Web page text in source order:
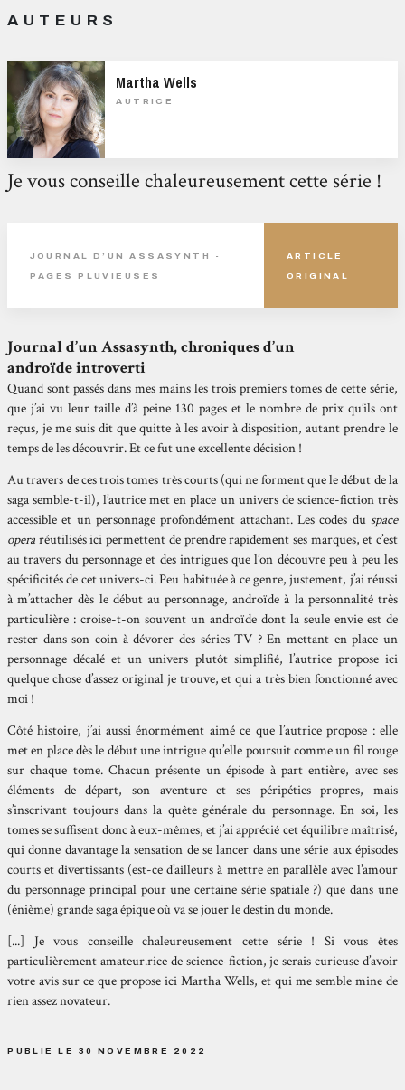
AUTEURS
Martha Wells
AUTRICE
Je vous conseille chaleureusement cette série !
JOURNAL D’UN ASSASYNTH -
PAGES PLUVIEUSES
ARTICLE
ORIGINAL
Journal d’un Assasynth, chroniques d’un
androïde introverti
Quand sont passés dans mes mains les trois premiers tomes de cette série,
que j’ai vu leur taille d’à peine 130 pages et le nombre de prix qu’ils ont
reçus, je me suis dit que quitte à les avoir à disposition, autant prendre le
temps de les découvrir. Et ce fut une excellente décision !
Au travers de ces trois tomes très courts (qui ne forment que le début de la
saga semble-t-il), l’autrice met en place un univers de science-fiction très
accessible et un personnage profondément attachant. Les codes du space
opera réutilisés ici permettent de prendre rapidement ses marques, et c’est
au travers du personnage et des intrigues que l’on découvre peu à peu les
spécificités de cet univers-ci. Peu habituée à ce genre, justement, j’ai réussi
à m’attacher dès le début au personnage, androïde à la personnalité très
particulière : croise-t-on souvent un androïde dont la seule envie est de
rester dans son coin à dévorer des séries TV ? En mettant en place un
personnage décalé et un univers plutôt simplifié, l’autrice propose ici
quelque chose d’assez original je trouve, et qui a très bien fonctionné avec
moi !
Côté histoire, j’ai aussi énormément aimé ce que l’autrice propose : elle
met en place dès le début une intrigue qu’elle poursuit comme un fil rouge
sur chaque tome. Chacun présente un épisode à part entière, avec ses
éléments de départ, son aventure et ses péripéties propres, mais
s’inscrivant toujours dans la quête générale du personnage. En soi, les
tomes se suffisent donc à eux-mêmes, et j’ai apprécié cet équilibre maîtrisé,
qui donne davantage la sensation de se lancer dans une série aux épisodes
courts et divertissants (est-ce d’ailleurs à mettre en parallèle avec l’amour
du personnage principal pour une certaine série spatiale ?) que dans une
(énième) grande saga épique où va se jouer le destin du monde.
[...] Je vous conseille chaleureusement cette série ! Si vous êtes
particulièrement amateur.rice de science-fiction, je serais curieuse d’avoir
votre avis sur ce que propose ici Martha Wells, et qui me semble mine de
rien assez novateur.
PUBLIÉ LE 30 NOVEMBRE 2022